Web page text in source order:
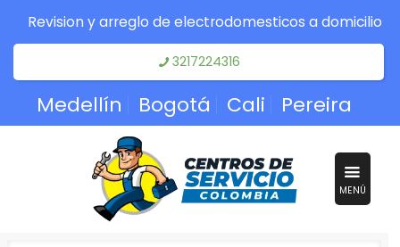
Revision y arreglo de electrodomesticos a domicilio
3217224316
Medellín Bogotá Cali Pereira
MENÚ